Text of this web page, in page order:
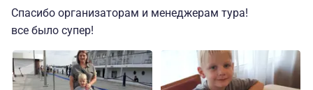
Спасибо организаторам и менеджерам тура!
все было супер!